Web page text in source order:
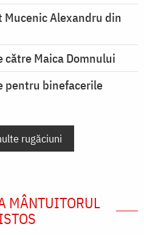
Alexandru din
Maica Domnului
pentru binefacerile
rugăciuni
MÂNTUITORUL